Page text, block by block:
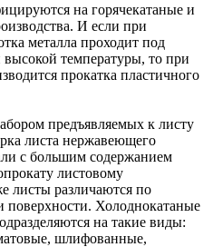
на горячекатаные и
И если при
металла проходит под
температуры, то при
прокатка пластичного
предъявляемых к листу
листа нержавеющего
с большим содержанием
листовому
листы различаются по
поверхности. Холоднокатаные
на такие виды:
шлифованные,